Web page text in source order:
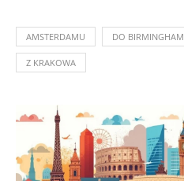
AMSTERDAMU DO BIRMINGHAM
Z KRAKOWA